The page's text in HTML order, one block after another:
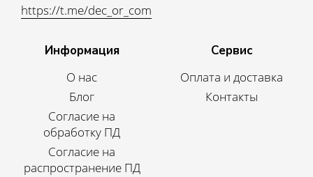
https://t.me/dec_or_com
Информация
О нас
Блог
Согласие на
обработку ПД
Согласие на
распространение ПД
Сервис
Оплата и доставка
Контакты